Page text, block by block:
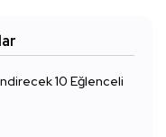
10 Eğlenceli